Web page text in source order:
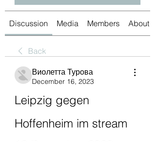
Discussion Media Members About
Back
Виолетта Турова
December 16, 2023
Leipzig gegen
Hoffenheim im stream